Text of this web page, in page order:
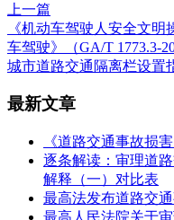
上一篇
《机动车驾驶人安全文
车驾驶》（GA/T 1773.3-
城市道路交通隔离栏设置
最新文章
《道路交通事故损
逐条解读：审理道
解释（一）对比表
最高法发布道路交
最高人民法院关于